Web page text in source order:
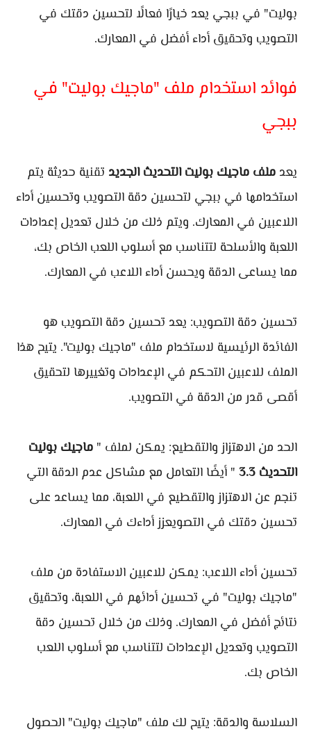
بوليت" في ببجي يعد خيارًا فعالًا لتحسين دقتك في
التصويب وتحقيق أداء أفضل في المعارك.
فوائد استخدام ملف "ماجيك بوليت" في
ببجي
يعد ملف ماجيك بوليت التحديث الجديد تقنية حديثة يتم
استخدامها في ببجي لتحسين دقة التصويب وتحسين أداء
اللاعبين في المعارك. ويتم ذلك من خلال تعديل إعدادات
اللعبة والأسلحة لتتناسب مع أسلوب اللعب الخاص بك،
مما يساعى الدقة ويحسن أداء اللاعب في المعارك.
تحسين دقة التصويب: يعد تحسين دقة التصويب هو
الفائدة الرئيسية لاستخدام ملف "ماجيك بوليت". يتيح هذا
الملف للاعبين التحكم في الإعدادات وتغييرها لتحقيق
أقصى قدر من الدقة في التصويب.
الحد من الاهتزاز والتقطيع: يمكن لملف " ماجيك بوليت
التحديث 3.3
" أيضًا التعامل مع مشاكل عدم الدقة التي
تنجم عن الاهتزاز والتقطيع في اللعبة، مما يساعد على
تحسين دقتك في التصويعزز أداءك في المعارك.
تحسين أداء اللاعب: يمكن للاعبين الاستفادة من ملف
"ماجيك بوليت" في تحسين أدائهم في اللعبة، وتحقيق
نتائج أفضل في المعارك. وذلك من خلال تحسين دقة
التصويب وتعديل الإعدادات لتتناسب مع أسلوب اللعب
الخاص بك.
السلاسة والدقة: يتيح لك ملف "ماجيك بوليت" الحصول